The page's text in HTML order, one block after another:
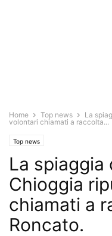
Home Top news
La
volontari chiamati a raccolta...
Top news
La
Chioggia
chiamati a
Roncato.